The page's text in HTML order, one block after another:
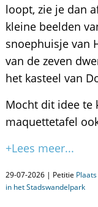
loopt, zie je dan
kleine beelden
snoephuisje van
van de zeven
het kasteel van
Mocht dit idee te
maquettetafel
+Lees meer...
29-07-2026 | Petitie
in het Stadswandelpark